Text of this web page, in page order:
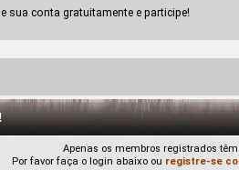
conta gratuitamente e participe!
Apenas os membros registrados
Por favor faça o login abaixo ou registre-se